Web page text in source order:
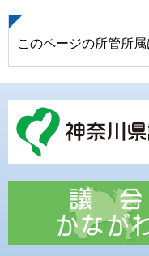
このページの所管所